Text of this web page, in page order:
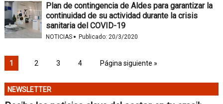
Plan de contingencia de Aldes para garantizar la
continuidad de su actividad durante la crisis
sanitaria del COVID-19
NOTICIAS · Publicado: 20/3/2020
1 2 3 4 Página siguiente »
NEWSLETTER